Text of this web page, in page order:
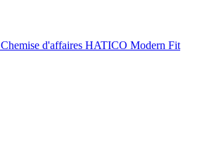
Chemise d'affaires HATICO Modern Fit